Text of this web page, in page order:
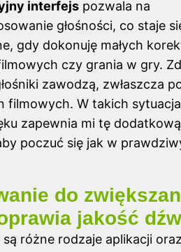
interfejs pozwala na
głośności, co staje
gdy dokonuję małych
czy grania w gry.
zawodzą, zwłaszcza
filmowych. W takich
zapewnia mi tę
poczuć się jak w
do
jakość
różne rodzaje aplikacji